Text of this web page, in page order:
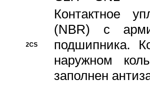
2CS
Контактное
(NBR) с
подшипника.
наружном
заполнен